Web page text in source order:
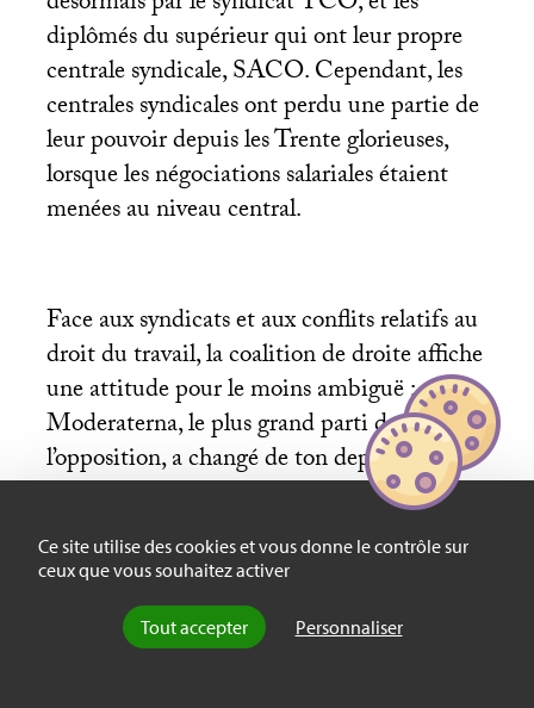
Ce site utilise des cookies et vous donne le contrôle sur
ceux que vous souhaitez activer
Tout accepter Personnaliser
diplômés du supérieur qui ont leur propre
centrale syndicale,SACO. Cependant, les
centrales syndicales ont perdu une partie de
leur pouvoir depuis les Trente glorieuses,
lorsque les négociations salariales étaient
menées au niveau central.
Face aux syndicats et aux conflits relatifs au
droit du travail, la coalition de droite affiche
une attitude pour le moins ambiguë :
Moderaterna, le plus grand parti de
l’opposition, a changé de ton depuis
l’élection de son nouveau président, Fredrik
Reinfeldt, qui n’annonce plus de
changements radicaux en cas de victoire
électorale. Ses alliés continuent toutefois
d’insister sur le besoin de «réformer